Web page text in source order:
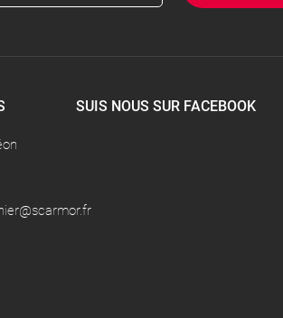
SUIS NOUS SUR FACEBOOK